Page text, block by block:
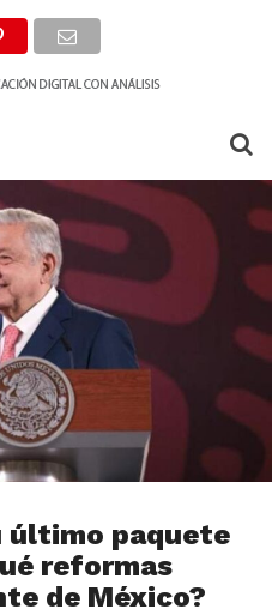
último paquete
reformas
de México?